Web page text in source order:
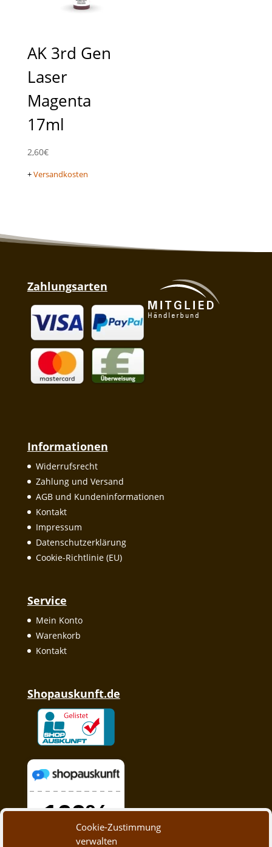
Cookie-Zustimmung
verwalten
AK 3rd Gen
Laser
Magenta
17ml
2,60€
+Versandkosten
Zahlungsarten
Informationen
Widerrufsrecht
Zahlung und Versand
AGB und Kundeninformationen
Kontakt
Impressum
Datenschutzerklärung
Cookie-Richtlinie (EU)
Service
Mein Konto
Warenkorb
Kontakt
Shopauskunft.de